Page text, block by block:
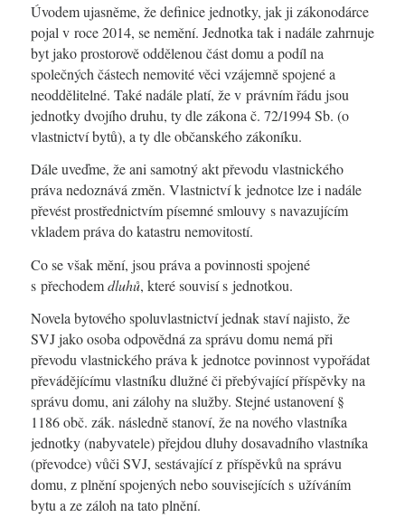
Úvodem ujasněme, že definice jednotky, jak ji zákonodárce
pojal v roce 2014, se nemění. Jednotka tak i nadále zahrnuje
byt jako prostorově oddělenou část domu a podíl na
společných částech nemovité věci vzájemně spojené a
neoddělitelné. Také nadále platí, že v právním řádu jsou
jednotky dvojího druhu, ty dle zákona č. 72/1994 Sb. (o
vlastnictví bytů), a ty dle občanského zákoníku.
Dále uveďme, že ani samotný akt převodu vlastnického
práva nedoznává změn. Vlastnictví k jednotce lze i nadále
převést prostřednictvím písemné smlouvy s navazujícím
vkladem práva do katastru nemovitostí.
Co se však mění, jsou práva a povinnosti spojené
s přechodemdluhů, které souvisí s jednotkou.
Novela bytového spoluvlastnictví jednak staví najisto, že
SVJ jako osoba odpovědná za správu domu nemá při
převodu vlastnického práva k jednotce povinnost vypořádat
převádějícímu vlastníku dlužné či přebývající příspěvky na
správu domu, ani zálohy na služby. Stejné ustanovení §
1186 obč. zák. následně stanoví, že na nového vlastníka
jednotky (nabyvatele) přejdou dluhy dosavadního vlastníka
(převodce) vůči SVJ, sestávající z příspěvků na správu
domu, z plnění spojených nebo souvisejících s užíváním
bytu a ze záloh na tato plnění.